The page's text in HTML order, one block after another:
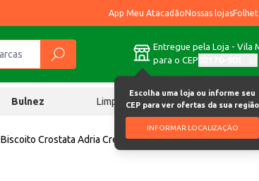
App Meu AtacadãoNossas lojas
Entregue pela Loja - Vila
para o CEP
Escolha uma loja ou informe seu
CEP para ver ofertas da sua região
INFORMAR LOCALIZAÇÃO
Bulnez Limpeza Chocolates
Biscoito Crostata Adria Creme de Avelã 80g